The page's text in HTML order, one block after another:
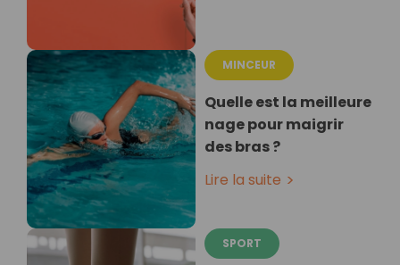
MINCEUR
Quelle est la meilleure
nage pour maigrir
des bras ?
Lire la suite
SPORT